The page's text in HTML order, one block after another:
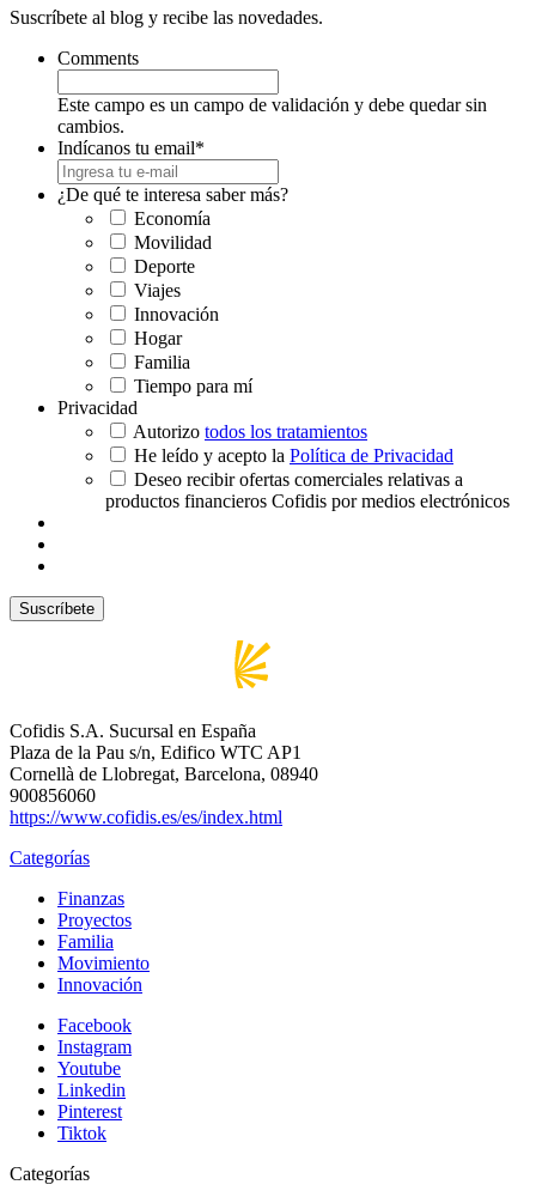
Suscríbete al blog y recibe las novedades.
Comments
Este campo es un campo de validación y debe quedar sin
cambios.
Indícanos tu email*
¿De qué te interesa saber más?
Economía
Movilidad
Deporte
Viajes
Innovación
Hogar
Familia
Tiempo para mí
Privacidad
Autorizo todos los tratamientos
He leído y acepto la Política de Privacidad
Deseo recibir ofertas comerciales relativas a
productos financieros Cofidis por medios electrónicos
Cofidis S.A. Sucursal en España
Plaza de la Pau s/n, Edifico WTC AP1
Cornellà de Llobregat, Barcelona, 08940
900856060
https://www.cofidis.es/es/index.html
Categorías
Finanzas
Proyectos
Familia
Movimiento
Innovación
Facebook
Instagram
Youtube
Linkedin
Pinterest
Tiktok
Categorías